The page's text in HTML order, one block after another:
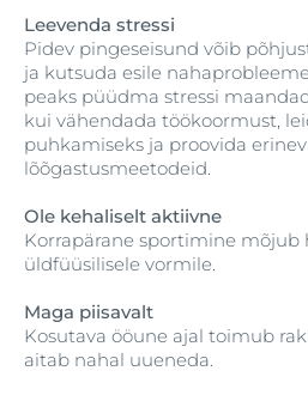
Leevenda stressi
Pidev pingeseisund võib
ja kutsuda esile
peaks püüdma stressi
kui vähendada töökoormust,
puhkamiseks ja proovida
lõõgastusmeetodeid.
Ole kehaliselt aktiivne
Korrapärane sportimine mõjub
üldfüüsilisele vormile.
Maga piisavalt
Kosutava ööune ajal toimub
aitab nahal uueneda.